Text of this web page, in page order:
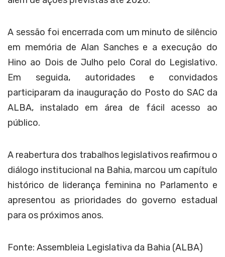
A sessão foi encerrada com um minuto de silêncio
em memória de Alan Sanches e a execução do
Hino ao Dois de Julho pelo Coral do Legislativo.
Em seguida, autoridades e convidados
participaram da inauguração do Posto do SAC da
ALBA, instalado em área de fácil acesso ao
público.
A reabertura dos trabalhos legislativos reafirmou o
diálogo institucional na Bahia, marcou um capítulo
histórico de liderança feminina no Parlamento e
apresentou as prioridades do governo estadual
para os próximos anos.
Fonte: Assembleia Legislativa da Bahia (ALBA)